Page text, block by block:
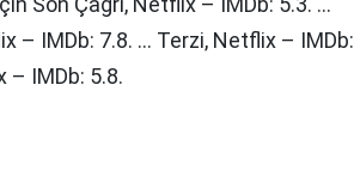
– IMDb: 7.8. ... Terzi, Netflix – IMDb:
– IMDb: 5.8.